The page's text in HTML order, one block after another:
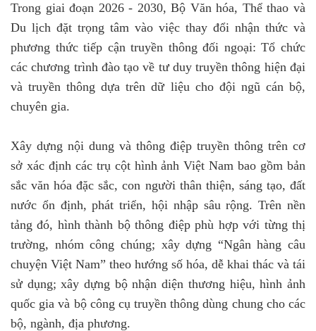
Trong giai đoạn 2026 - 2030, Bộ Văn hóa, Thể thao và
Du lịch đặt trọng tâm vào việc thay đổi nhận thức và
phương thức tiếp cận truyền thông đối ngoại: Tổ chức
các chương trình đào tạo về tư duy truyền thông hiện đại
và truyền thông dựa trên dữ liệu cho đội ngũ cán bộ,
chuyên gia.
Xây dựng nội dung và thông điệp truyền thông trên cơ
sở xác định các trụ cột hình ảnh Việt Nam bao gồm bản
sắc văn hóa đặc sắc, con người thân thiện, sáng tạo, đất
nước ổn định, phát triển, hội nhập sâu rộng. Trên nền
tảng đó, hình thành bộ thông điệp phù hợp với từng thị
trường, nhóm công chúng; xây dựng “Ngân hàng câu
chuyện Việt Nam” theo hướng số hóa, dễ khai thác và tái
sử dụng; xây dựng bộ nhận diện thương hiệu, hình ảnh
quốc gia và bộ công cụ truyền thông dùng chung cho các
bộ, ngành, địa phương.